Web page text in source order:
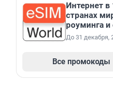
Интернет в
странах
роуминга
До 31 декабря,
Все промокоды